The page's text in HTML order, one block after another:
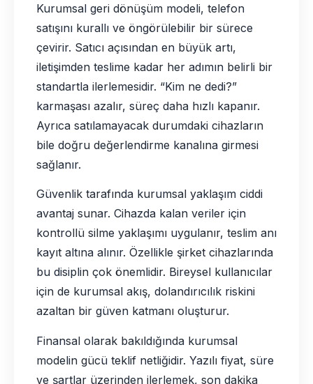
Kurumsal geri dönüşüm modeli, telefon
satışını kurallı ve öngörülebilir bir sürece
çevirir. Satıcı açısından en büyük artı,
iletişimden teslime kadar her adımın belirli bir
standartla ilerlemesidir. “Kim ne dedi?”
karmaşası azalır, süreç daha hızlı kapanır.
Ayrıca satılamayacak durumdaki cihazların
bile doğru değerlendirme kanalına girmesi
sağlanır.
Güvenlik tarafında kurumsal yaklaşım ciddi
avantaj sunar. Cihazda kalan veriler için
kontrollü silme yaklaşımı uygulanır, teslim anı
kayıt altına alınır. Özellikle şirket cihazlarında
bu disiplin çok önemlidir. Bireysel kullanıcılar
için de kurumsal akış, dolandırıcılık riskini
azaltan bir güven katmanı oluşturur.
Finansal olarak bakıldığında kurumsal
modelin gücü teklif netliğidir. Yazılı fiyat, süre
ve şartlar üzerinden ilerlemek, son dakika